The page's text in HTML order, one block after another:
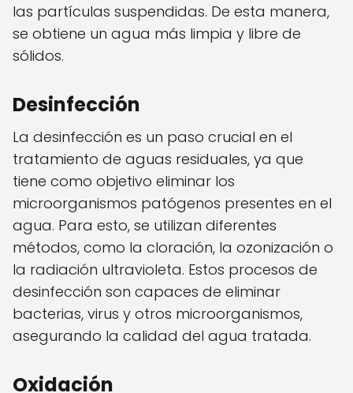
las partículas suspendidas. De esta manera,
se obtiene un agua más limpia y libre de
sólidos.
Desinfección
La desinfección es un paso crucial en el
tratamiento de aguas residuales, ya que
tiene como objetivo eliminar los
microorganismos patógenos presentes en el
agua. Para esto, se utilizan diferentes
métodos, como la cloración, la ozonización o
la radiación ultravioleta. Estos procesos de
desinfección son capaces de eliminar
bacterias, virus y otros microorganismos,
asegurando la calidad del agua tratada.
Oxidación